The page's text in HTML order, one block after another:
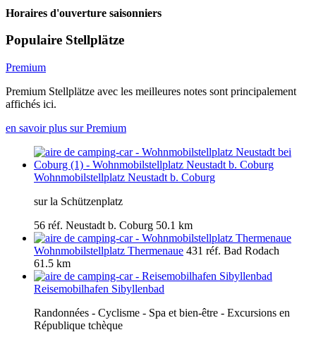
Horaires d'ouverture saisonniers
Populaire Stellplätze
Premium
Premium Stellplätze avec les meilleures notes sont principalement
affichés ici.
en savoir plus sur Premium
Wohnmobilstellplatz Neustadt b. Coburg
sur la Schützenplatz
56 réf. Neustadt b. Coburg 50.1 km
Wohnmobilstellplatz Thermenaue 431 réf. Bad Rodach
61.5 km
Reisemobilhafen Sibyllenbad
Randonnées - Cyclisme - Spa et bien-être - Excursions en
République tchèque